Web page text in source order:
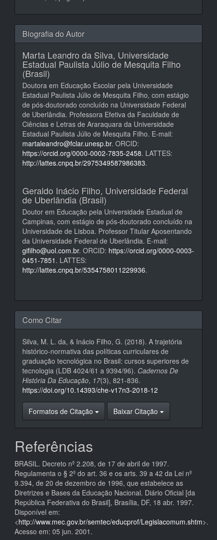
Biografia do Autor
Marta Leandro da Silva, Universidade
Estadual Paulista Júlio de Mesquita Filho
(Brasil)
Doutora em Educação Escolar pela Universidade
Estadual Paulista Júlio de Mesquita Filho, com estágio
de pós-doutorado concluído na Universidade Federal
de Uberlândia. Professora Efetiva da Faculdade de
Ciências e Letras de Araraquara da Universidade
Estadual Paulista Júlio de Mesquita Filho. E-mail:
martaleandro@fclar.unesp.br. ORCID:
https://orcid.org/0000-0002-7835-2458. LATTES:
http://lattes.cnpq.br/2975349587986383.
Geraldo Inácio Filho, Universidade Federal
de Uberlândia (Brasil)
Doutor em Educação pela Universidade Estadual de
Campinas, com estágio de pós-doutorado concluído na
Universidade de Lisboa. Professor Titular Aposentando
da Universidade Federal de Uberlândia. E-mail:
gifilho@uol.com.br. ORCID: https://orcid.org/0000-0003-
0451-7851 . LATTES:
http://lattes.cnpq.br/5354758011229936.
Como Citar
Silva, M. L. da, & Inácio Filho, G. (2018). A trajetória
histórico-normativa das políticas curriculares de
graduação tecnológica no Brasil: cursos superiores de
tecnologia (LDB 4024/61 a 9394/96). Cadernos De
História Da Educação, 17(3), 821-836.
https://doi.org/10.14393/che-v17n3-2018-12
Formatos de Citação Baixar Citação
Referências
BRASIL. Decreto nº 2.208, de 17 de abril de 1997.
Regulamenta o § 2º do art. 36 e os arts. 39 a 42 da Lei nº
9.394, de 20 de dezembro de 1996, que estabelece as
Diretrizes e Bases da Educação Nacional. Diário Oficial [da
República Federativa do Brasil], Brasília, DF, 18 abr. 1997.
Disponível em:
<http://www.mec.gov.br/semtec/educprof/Legislacomum.shtm>.
Acesso em: 05 jun. 2001.